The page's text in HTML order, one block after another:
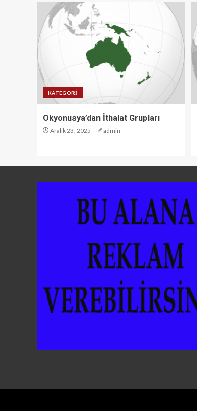
KATEGORI
Okyonusya’dan İthalat Grupları
Aralık 23, 2025 admin